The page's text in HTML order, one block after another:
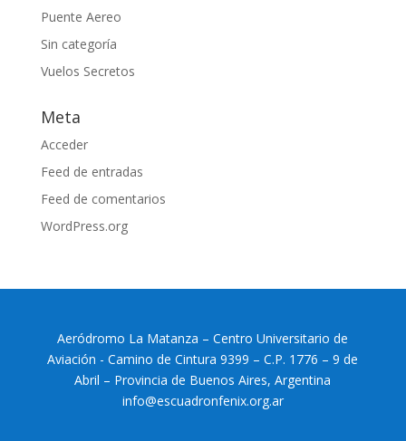
Puente Aereo
Sin categoría
Vuelos Secretos
Meta
Acceder
Feed de entradas
Feed de comentarios
WordPress.org
Aeródromo La Matanza – Centro Universitario de
Aviación - Camino de Cintura 9399 – C.P. 1776 – 9 de
Abril – Provincia de Buenos Aires, Argentina
info@escuadronfenix.org.ar